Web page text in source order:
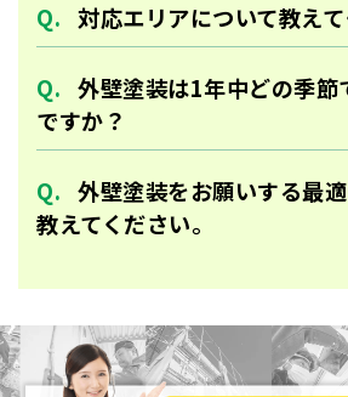
対応エリアについて教えて
外壁塗装は1年中どの季節
ですか？
外壁塗装をお願いする最
教えてください。